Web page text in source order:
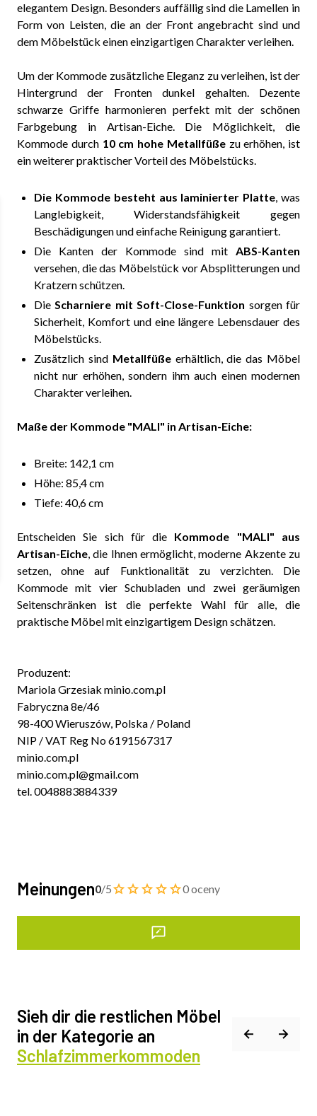
elegantem Design. Besonders auffällig sind die Lamellen in
Form von Leisten, die an der Front angebracht sind und
dem Möbelstück einen einzigartigen Charakter verleihen.
Um der Kommode zusätzliche Eleganz zu verleihen, ist der
Hintergrund der Fronten dunkel gehalten. Dezente
schwarze Griffe harmonieren perfekt mit der schönen
Farbgebung in Artisan-Eiche. Die Möglichkeit, die
Kommode durch 10 cm hohe Metallfüßezu erhöhen, ist
ein weiterer praktischer Vorteil des Möbelstücks.
Die Kommode besteht aus laminierter Platte, was
Langlebigkeit, Widerstandsfähigkeit gegen
Beschädigungen und einfache Reinigung garantiert.
Die Kanten der Kommode sind mit ABS-Kanten
versehen, die das Möbelstück vor Absplitterungen und
Kratzern schützen.
DieScharniere mit Soft-Close-Funktion sorgen für
Sicherheit, Komfort und eine längere Lebensdauer des
Möbelstücks.
Zusätzlich sind Metallfüßeerhältlich, die das Möbel
nicht nur erhöhen, sondern ihm auch einen modernen
Charakter verleihen.
Maße der Kommode "MALI" in Artisan-Eiche:
Breite: 142,1 cm
Höhe: 85,4 cm
Tiefe: 40,6 cm
Entscheiden Sie sich für die Kommode "MALI" aus
Artisan-Eiche, die Ihnen ermöglicht, moderne Akzente zu
setzen, ohne auf Funktionalität zu verzichten. Die
Kommode mit vier Schubladen und zwei geräumigen
Seitenschränken ist die perfekte Wahl für alle, die
praktische Möbel mit einzigartigem Design schätzen.
Produzent:
Mariola Grzesiak minio.com.pl
Fabryczna 8e/46
98-400 Wieruszów, Polska / Poland
NIP / VAT Reg No 6191567317
minio.com.pl
minio.com.pl@gmail.com
tel. 0048883884339
Meinungen0/5 0 oceny
Sieh dir die restlichen Möbel
in der Kategorie an
Schlafzimmerkommoden